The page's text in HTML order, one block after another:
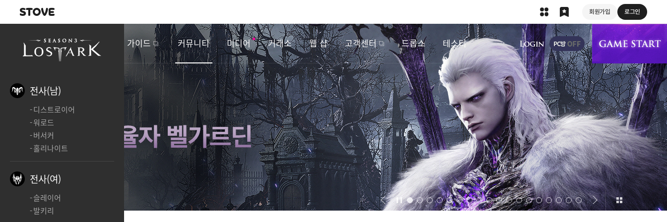
회원가입 로그인
새소식 게임정보 가이드 커뮤니티 미디어 거래소 웹 샵 고객센터 드롭스 테스터
상단 메뉴
전사(남)
디스트로이어
워로드
버서커
홀리나이트
전사(여)
슬레이어
발키리